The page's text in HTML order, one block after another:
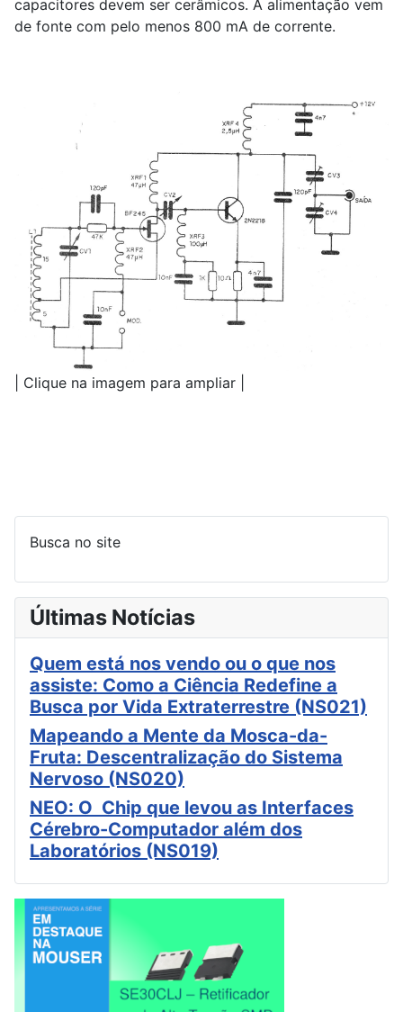
capacitores devem ser cerâmicos. A alimentação vem
de fonte com pelo menos 800 mA de corrente.
| Clique na imagem para ampliar |
Busca no site
Últimas Notícias
Quem está nos vendo ou o que nos
assiste: Como a Ciência Redefine a
Busca por Vida Extraterrestre (NS021)
Mapeando a Mente da Mosca-da-
Fruta: Descentralização do Sistema
Nervoso (NS020)
NEO: O Chip que levou as Interfaces
Cérebro-Computador além dos
Laboratórios (NS019)